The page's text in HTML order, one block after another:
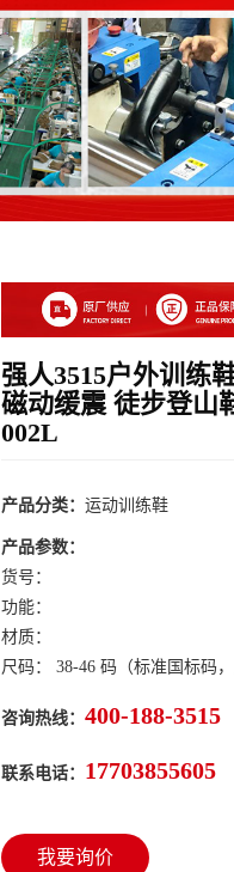
强人3515户外训练
磁动缓震 徒步登山
002L
产品分类： 运动训练鞋
产品参数：
货号：
功能：
材质：
尺码： 38-46 码（标准国标码
咨询热线： 400-188-3515
联系电话： 17703855605
我要询价